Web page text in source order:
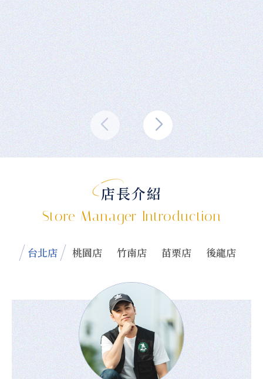
店長介紹
Store Manager Introduction
台北店 桃園店 竹南店 苗栗店 後龍店